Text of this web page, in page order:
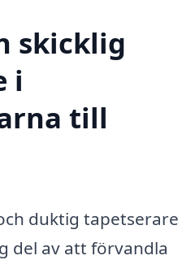
skicklig
i
till
duktig tapetserare
del av att förvandla